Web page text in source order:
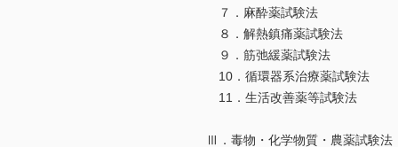
７．麻酔薬試験法
８．解熱鎮痛薬試験法
９．筋弛緩薬試験法
10．循環器系治療薬試験法
11．生活改善薬等試験法
Ⅲ．毒物・化学物質・農薬試験法